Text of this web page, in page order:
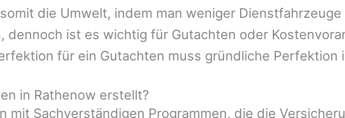
die Umwelt, indem man weniger
dennoch ist es wichtig für Gutachten oder
für ein Gutachten muss gründliche
in Rathenow erstellt?
mit Sachverständigen Programmen, die die